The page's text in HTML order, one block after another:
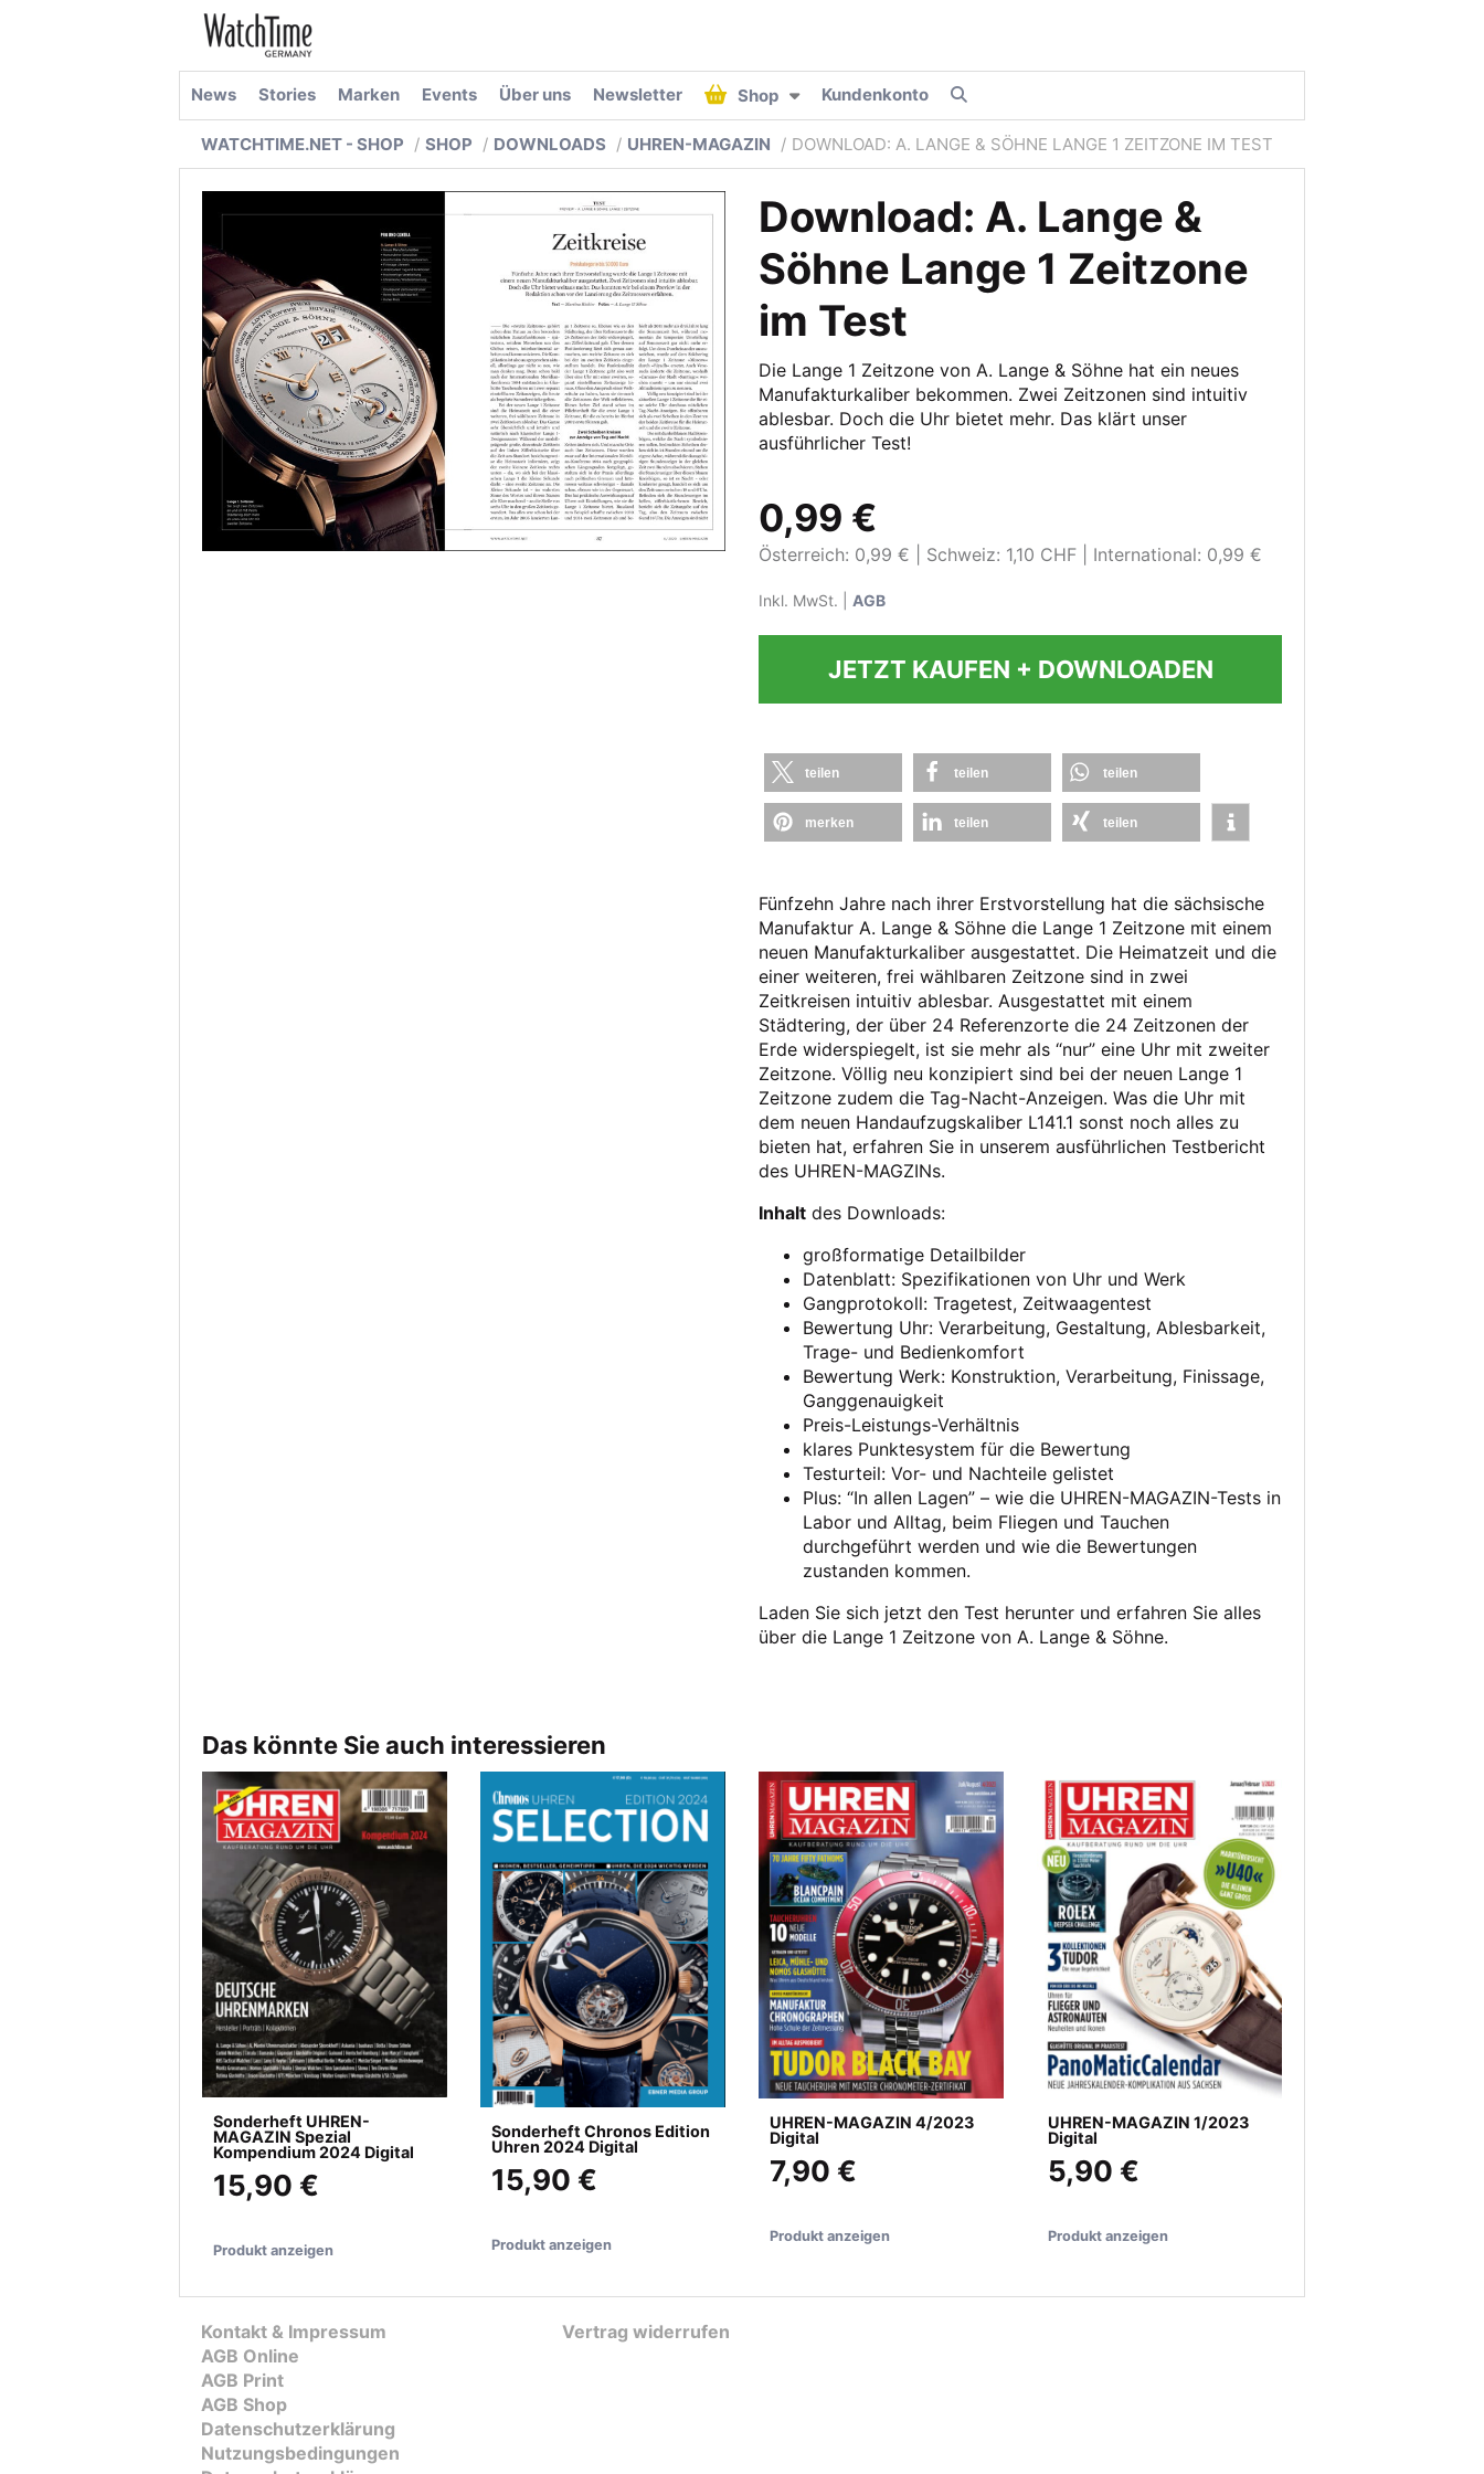
News Stories Marken Events Über uns Newsletter Shop Kundenkonto
WATCHTIME.NET - SHOP SHOP DOWNLOADS UHREN-MAGAZIN DOWNLOAD: A. LANGE & SÖHNE LANGE 1 ZEITZONE IM TEST
Download: A. Lange &
Söhne Lange 1 Zeitzone
im Test
Die Lange 1 Zeitzone von A. Lange & Söhne hat ein neues
Manufakturkaliber bekommen. Zwei Zeitzonen sind intuitiv
ablesbar. Doch die Uhr bietet mehr. Das klärt unser
ausführlicher Test!
0,99 €
Österreich: 0,99 € Schweiz: 1,10 CHF International: 0,99 €
Inkl. MwSt. | AGB
JETZT KAUFEN + DOWNLOADEN
teilen teilen teilen
merken teilen teilen
Fünfzehn Jahre nach ihrer Erstvorstellung hat die sächsische
Manufaktur A. Lange & Söhne die Lange 1 Zeitzone mit einem
neuen Manufakturkaliber ausgestattet. Die Heimatzeit und die
einer weiteren, frei wählbaren Zeitzone sind in zwei
Zeitkreisen intuitiv ablesbar. Ausgestattet mit einem
Städtering, der über 24 Referenzorte die 24 Zeitzonen der
Erde widerspiegelt, ist sie mehr als “nur” eine Uhr mit zweiter
Zeitzone. Völlig neu konzipiert sind bei der neuen Lange 1
Zeitzone zudem die Tag-Nacht-Anzeigen. Was die Uhr mit
dem neuen Handaufzugskaliber L141.1 sonst noch alles zu
bieten hat, erfahren Sie in unserem ausführlichen Testbericht
des UHREN-MAGZINs.
Inhalt des Downloads:
großformatige Detailbilder
Datenblatt: Spezifikationen von Uhr und Werk
Gangprotokoll: Tragetest, Zeitwaagentest
Bewertung Uhr: Verarbeitung, Gestaltung, Ablesbarkeit,
Trage- und Bedienkomfort
Bewertung Werk: Konstruktion, Verarbeitung, Finissage,
Ganggenauigkeit
Preis-Leistungs-Verhältnis
klares Punktesystem für die Bewertung
Testurteil: Vor- und Nachteile gelistet
Plus: “In allen Lagen” – wie die UHREN-MAGAZIN-Tests in
Labor und Alltag, beim Fliegen und Tauchen
durchgeführt werden und wie die Bewertungen
zustanden kommen.
Laden Sie sich jetzt den Test herunter und erfahren Sie alles
über die Lange 1 Zeitzone von A. Lange & Söhne.
Das könnte Sie auch interessieren
Sonderheft UHREN-
MAGAZIN Spezial
Kompendium 2024 Digital
15,90 €
Produkt anzeigen
Sonderheft Chronos Edition
Uhren 2024 Digital
15,90 €
Produkt anzeigen
UHREN-MAGAZIN 4/2023
Digital
7,90 €
Produkt anzeigen
UHREN-MAGAZIN 1/2023
Digital
5,90 €
Produkt anzeigen
Kontakt & Impressum
AGB Online
AGB Print
AGB Shop
Datenschutzerklärung
Nutzungsbedingungen
Vertrag widerrufen